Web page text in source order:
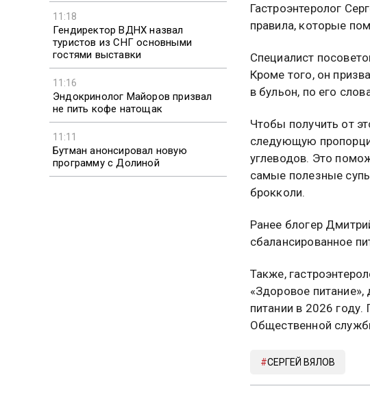
11:18
Гендиректор ВДНХ назвал
туристов из СНГ основными
гостями выставки
11:16
Эндокринолог Майоров призвал
не пить кофе натощак
11:11
Бутман анонсировал новую
программу с Долиной
Гастроэнтеролог
правила, которые
Специалист
Кроме того, он
в бульон, по его
Чтобы получить от
следующую
углеводов. Это
самые полезные
брокколи.
Ранее блогер
сбалансированное
Также,
«Здоровое
питании в 2026
Общественной
СЕРГЕЙ ВЯЛОВ